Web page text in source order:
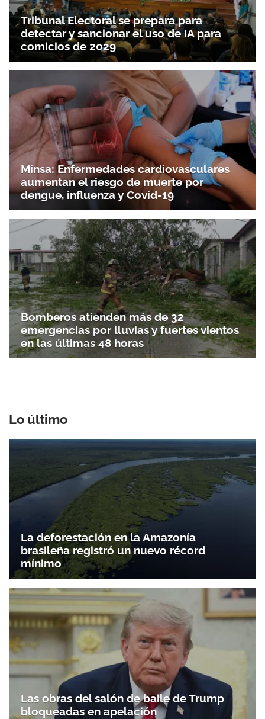
Tribunal Electoral se prepara para
detectar y sancionar el uso de IA para
comicios de 2029
Minsa: Enfermedades cardiovasculares
aumentan el riesgo de muerte por
dengue, influenza y Covid-19
Bomberos atienden más de 32
emergencias por lluvias y fuertes vientos
en las últimas 48 horas
Lo último
La deforestación en la Amazonía
brasileña registró un nuevo récord
mínimo
Las obras del salón de baile de Trump
bloqueadas en apelación